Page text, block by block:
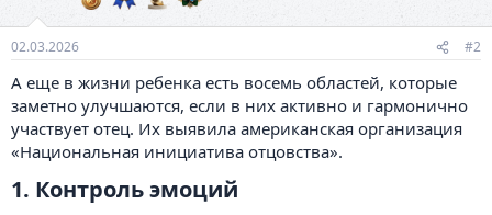
02.03.2026 #2
А еще в жизни ребенка есть восемь областей, которые
заметно улучшаются, если в них активно и гармонично
участвует отец. Их выявила американская организация
«Национальная инициатива отцовства».
1. Контроль эмоций​